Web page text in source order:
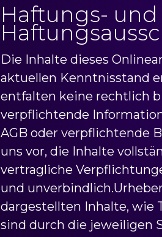
Haftungs-
Die Inhalte dieses
aktuellen Kenntnisstand
entfalten keine rechtlich
verpflichtende
AGB oder verpflichtende
uns vor, die Inhalte
vertragliche
und
dargestellten Inhalte, wie
sind durch die jeweiligen